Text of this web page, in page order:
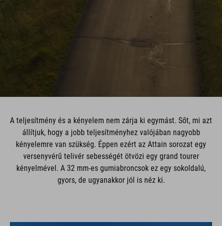
A teljesítmény és a kényelem nem zárja ki egymást. Sőt, mi azt
állítjuk, hogy a jobb teljesítményhez valójában nagyobb
kényelemre van szükség. Éppen ezért az Attain sorozat egy
versenyvérű telivér sebességét ötvözi egy grand tourer
kényelmével. A 32 mm-es gumiabroncsok ez egy sokoldalú,
gyors, de ugyanakkor jól is néz ki.